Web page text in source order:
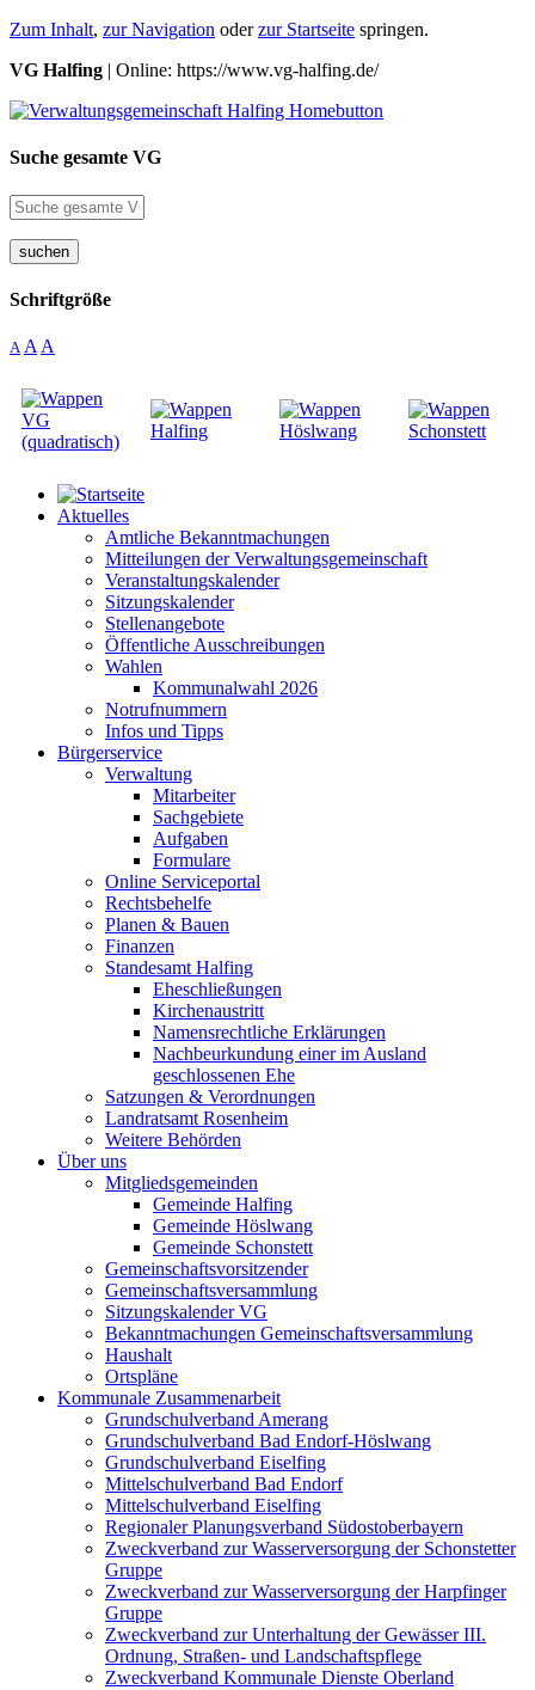
Zum Inhalt, zur Navigation oderzur Startseite springen.
VG Halfing | Online: https://www.vg-halfing.de/
Suche gesamte VG
suchen
Schriftgröße
A A A
Aktuelles
Amtliche Bekanntmachungen
Mitteilungen der Verwaltungsgemeinschaft
Veranstaltungskalender
Sitzungskalender
Stellenangebote
Öffentliche Ausschreibungen
Wahlen
Kommunalwahl 2026
Notrufnummern
Infos und Tipps
Bürgerservice
Verwaltung
Mitarbeiter
Sachgebiete
Aufgaben
Formulare
Online Serviceportal
Rechtsbehelfe
Planen & Bauen
Finanzen
Standesamt Halfing
Eheschließungen
Kirchenaustritt
Namensrechtliche Erklärungen
Nachbeurkundung einer im Ausland
geschlossenen Ehe
Satzungen & Verordnungen
Landratsamt Rosenheim
Weitere Behörden
Über uns
Mitgliedsgemeinden
Gemeinde Halfing
Gemeinde Höslwang
Gemeinde Schonstett
Gemeinschaftsvorsitzender
Gemeinschaftsversammlung
Sitzungskalender VG
Bekanntmachungen Gemeinschaftsversammlung
Haushalt
Ortspläne
Kommunale Zusammenarbeit
Grundschulverband Amerang
Grundschulverband Bad Endorf-Höslwang
Grundschulverband Eiselfing
Mittelschulverband Bad Endorf
Mittelschulverband Eiselfing
Regionaler Planungsverband Südostoberbayern
Zweckverband zur Wasserversorgung der Schonstetter
Gruppe
Zweckverband zur Wasserversorgung der Harpfinger
Gruppe
Zweckverband zur Unterhaltung der Gewässer III.
Ordnung, Straßen- und Landschaftspflege
Zweckverband Kommunale Dienste Oberland